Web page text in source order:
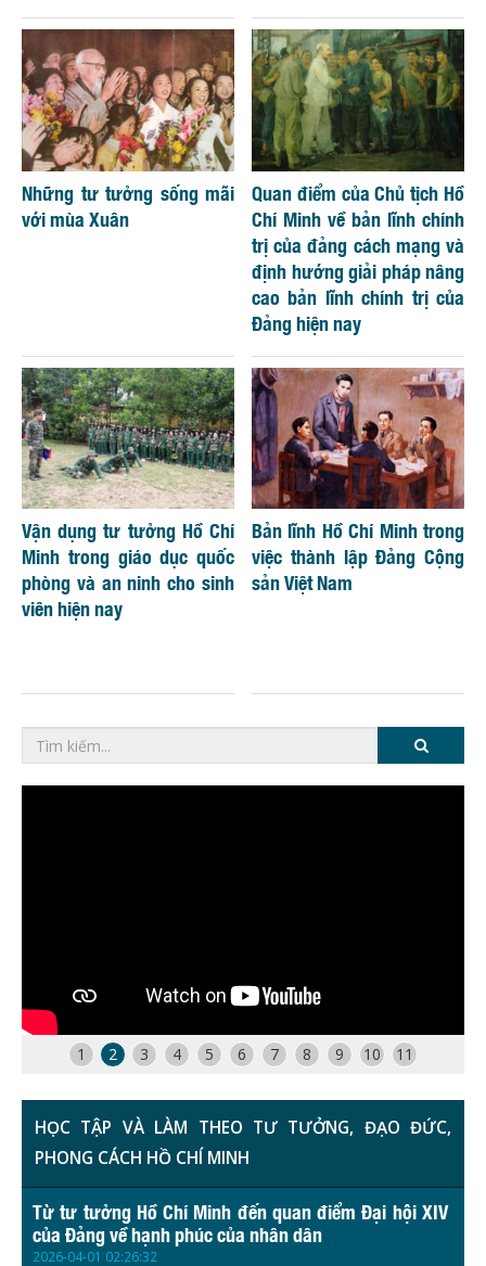
Những tư tưởng sống mãi
với mùa Xuân
Quan điểm của Chủ tịch Hồ
Chí Minh về bản lĩnh chính
trị của đảng cách mạng và
định hướng giải pháp nâng
cao bản lĩnh chính trị của
Đảng hiện nay
Vận dụng tư tưởng Hồ Chí
Minh trong giáo dục quốc
phòng và an ninh cho sinh
viên hiện nay
Bản lĩnh Hồ Chí Minh trong
việc thành lập Đảng Cộng
sản Việt Nam
1 2 3 4 5 6 7 8 9 10 11
HỌC TẬP VÀ LÀM THEO TƯ TƯỞNG, ĐẠO ĐỨC,
PHONG CÁCH HỒ CHÍ MINH
Từ tư tưởng Hồ Chí Minh đến quan điểm Đại hội XIV
của Đảng về hạnh phúc của nhân dân
2026-04-01 02:26:32